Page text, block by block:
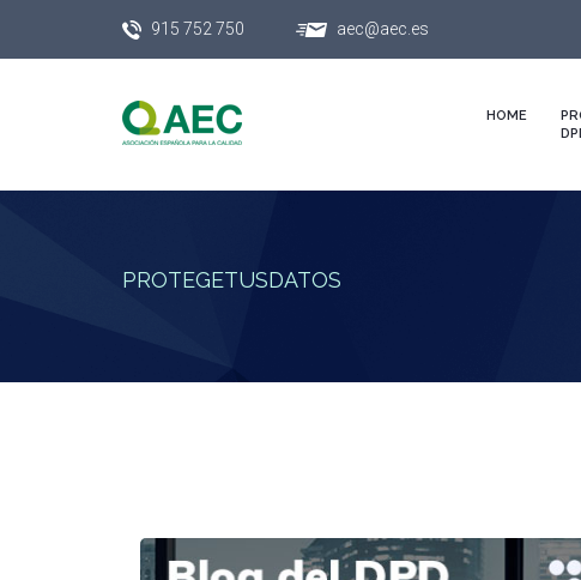
915 752 750 aec@aec.es
HOME
PROTEGETUSDATOS